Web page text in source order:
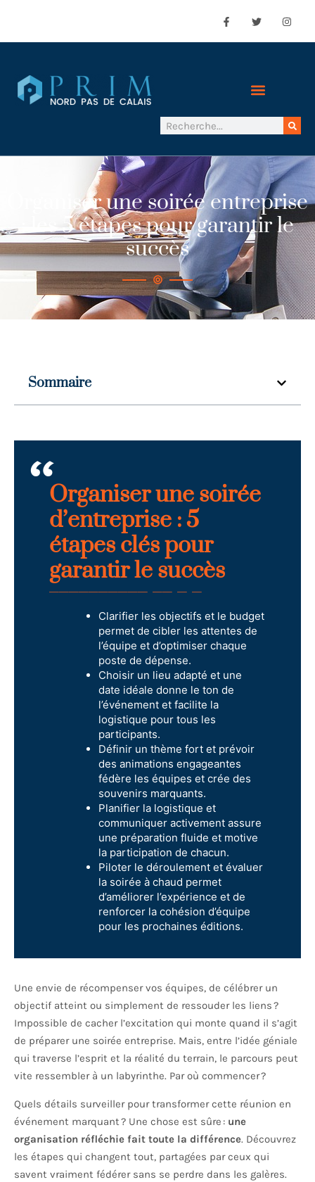
Organiser une soirée entreprise
: les 5 étapes pour garantir le
succès
Sommaire
Organiser une soirée
d’entreprise : 5
étapes clés pour
garantir le succès
Clarifier les objectifs et le budget
permet de cibler les attentes de
l’équipe et d’optimiser chaque
poste de dépense.
Choisir un lieu adapté et une
date idéale donne le ton de
l’événement et facilite la
logistique pour tous les
participants.
Définir un thème fort et prévoir
des animations engageantes
fédère les équipes et crée des
souvenirs marquants.
Planifier la logistique et
communiquer activement assure
une préparation fluide et motive
la participation de chacun.
Piloter le déroulement et évaluer
la soirée à chaud permet
d’améliorer l’expérience et de
renforcer la cohésion d’équipe
pour les prochaines éditions.
Une envie de récompenser vos équipes, de célébrer un
objectif atteint ou simplement de ressouder les liens ?
Impossible de cacher l’excitation qui monte quand il s’agit
de préparer une soirée entreprise. Mais, entre l’idée géniale
qui traverse l’esprit et la réalité du terrain, le parcours peut
vite ressembler à un labyrinthe. Par où commencer ?
Quels détails surveiller pour transformer cette réunion en
événement marquant ? Une chose est sûre : une
organisation réfléchie fait toute la différence. Découvrez
les étapes qui changent tout, partagées par ceux qui
savent vraiment fédérer sans se perdre dans les galères.